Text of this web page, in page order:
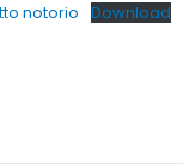
notorio
Download